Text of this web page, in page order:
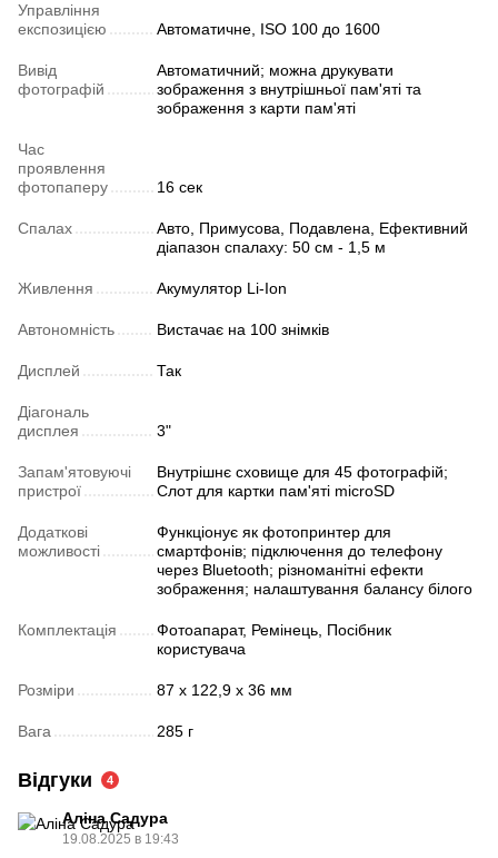
Управління
експозицією
Автоматичне, ISO 100 до 1600
Вивід
фотографій
Автоматичний; можна друкувати
зображення з внутрішньої пам'яті та
зображення з карти пам'яті
Час
проявлення
фотопаперу
16 сек
Спалах
Авто, Примусова, Подавлена, Ефективний
діапазон спалаху: 50 см - 1,5 м
Живлення Акумулятор Li-Ion
Автономність Вистачає на 100 знімків
Дисплей Так
Діагональ
дисплея
3"
Запам'ятовуючі
пристрої
Внутрішнє сховище для 45 фотографій;
Слот для картки пам'яті microSD
Додаткові
можливості
Функціонує як фотопринтер для
смартфонів; підключення до телефону
через Bluetooth; різноманітні ефекти
зображення; налаштування балансу білого
Комплектація
Фотоапарат, Ремінець, Посібник
користувача
Розміри 87 х 122,9 х 36 мм
Вага 285 г
Відгуки 4
Аліна Садура
19.08.2025 в 19:43